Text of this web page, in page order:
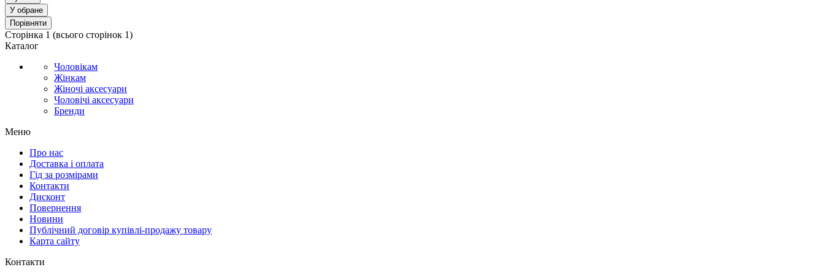
У обране
Порівняти
Сторінка 1 (всього сторінок 1)
Каталог
Чоловікам
Жінкам
Жіночі аксесуари
Чоловічі аксесуари
Бренди
Меню
Про нас
Доставка і оплата
Гід за розмірами
Контакти
Дисконт
Повернення
Новини
Публічний договір купівлі-продажу товару
Карта сайту
Контакти